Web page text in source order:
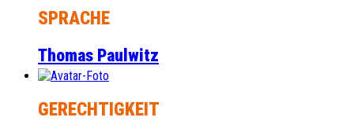
SPRACHE
Thomas Paulwitz
GERECHTIGKEIT